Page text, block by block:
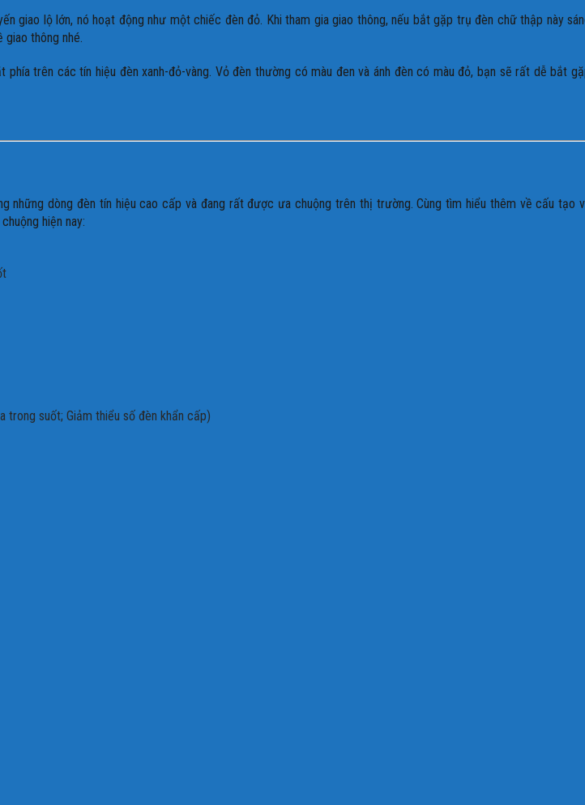
lộ lớn, nó hoạt động như một chiếc đèn đỏ. Khi tham gia giao thông, nếu bắt gặp trụ đèn chữ thập này
giao thông nhé.
trên các tín hiệu đèn xanh-đỏ-vàng. Vỏ đèn thường có màu đen và ánh đèn có màu đỏ, bạn sẽ rất dễ bắt
những dòng đèn tín hiệu cao cấp và đang rất được ưa chuộng trên thị trường. Cùng tìm hiểu thêm về cấu tạo
hiện nay:
trong suốt; Giảm thiểu số đèn khẩn cấp)